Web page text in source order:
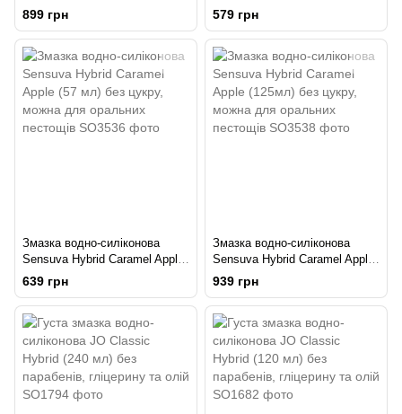
гібридній основі з олією
звіробою
899 грн
тривале ковзання, підходить
для секс-іграшок
579 грн
Змазка водно-силіконова
Sensuva Hybrid Caramel Apple
(57 мл) без цукру, можна для
оральних пестощів
639 грн
Змазка водно-силіконова
Sensuva Hybrid Caramel Apple
(125мл) без цукру, можна для
оральних пестощів
939 грн